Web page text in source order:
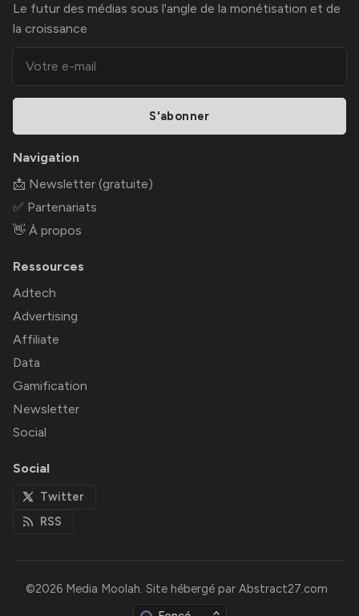
Le futur des médias sous l'angle de la monétisation et de
la croissance
S'abonner
Navigation
📩 Newsletter (gratuite)
✅ Partenariats
👋 À propos
Ressources
Adtech
Advertising
Affiliate
Data
Gamification
Newsletter
Social
Social
Twitter
RSS
©2026 Media Moolah. Site hébergé par Abstract27.com